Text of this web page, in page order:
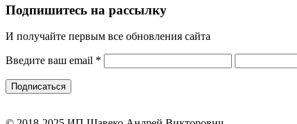
Подпишитесь на рассылку
И получайте первым все обновления сайта
Введите ваш email *